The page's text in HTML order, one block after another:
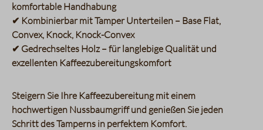
komfortable Handhabung
✔ Kombinierbar mit Tamper Unterteilen – Base Flat,
Convex, Knock, Knock-Convex
✔ Gedrechseltes Holz – für langlebige Qualität und
exzellenten Kaffeezubereitungskomfort
Steigern Sie Ihre Kaffeezubereitung mit einem
hochwertigen Nussbaumgriff und genießen Sie jeden
Schritt des Tamperns in perfektem Komfort.